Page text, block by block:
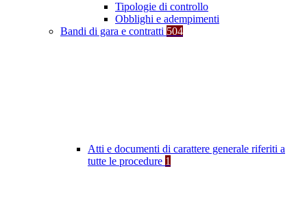
Tipologie di controllo
Obblighi e adempimenti
Bandi di gara e contratti 504
Atti e documenti di carattere generale riferiti a
tutte le procedure 1